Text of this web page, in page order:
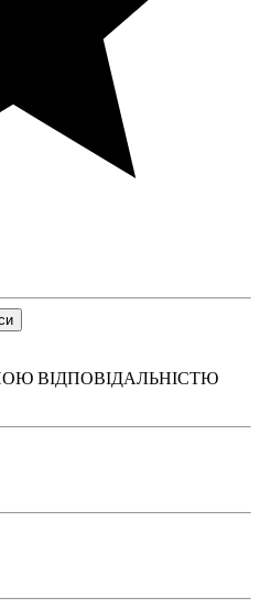
ВІДПОВІДАЛЬНІСТЮ